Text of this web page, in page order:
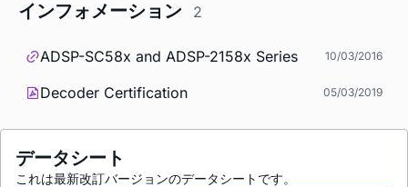
インフォメーション 2
ADSP-SC58x and ADSP-2158x Series 10/03/2016
Decoder Certification 05/03/2019
データシート
これは最新改訂バージョンのデータシートです。